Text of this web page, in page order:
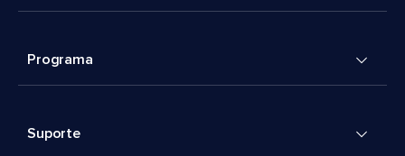
Programa
Suporte